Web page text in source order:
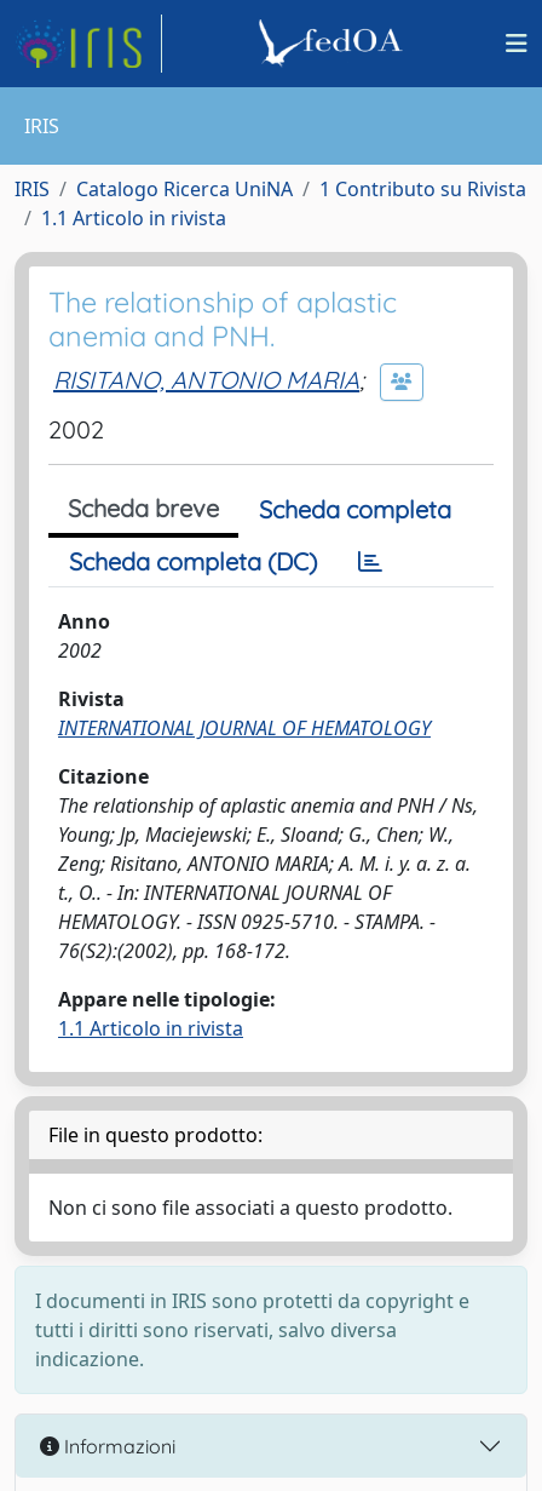
IRIS
IRIS Catalogo Ricerca UniNA
1 Contributo su Rivista
1.1 Articolo in rivista
The relationship of aplastic
anemia and PNH.
RISITANO, ANTONIO MARIA;
2002
Scheda breve
Scheda completa
Scheda completa (DC)
Anno
2002
Rivista
INTERNATIONAL JOURNAL OF HEMATOLOGY
Citazione
The relationship of aplastic anemia and PNH / Ns,
Young; Jp, Maciejewski; E., Sloand; G., Chen; W.,
Zeng; Risitano, ANTONIO MARIA; A. M. i. y. a. z. a.
t., O.. - In: INTERNATIONAL JOURNAL OF
HEMATOLOGY. - ISSN 0925-5710. - STAMPA. -
76(S2):(2002), pp. 168-172.
Appare nelle tipologie:
1.1 Articolo in rivista
File in questo prodotto:
Non ci sono file associati a questo prodotto.
I documenti in IRIS sono protetti da copyright e
tutti i diritti sono riservati, salvo diversa
indicazione.
Informazioni